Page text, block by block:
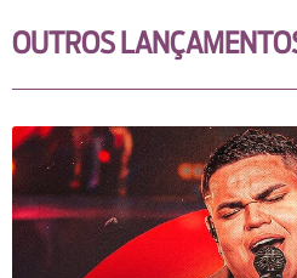
OUTROS